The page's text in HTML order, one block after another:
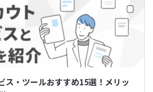
ス・ツールおすすめ15選！メリッ